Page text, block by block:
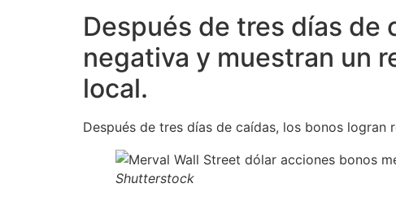
Después de tres días de
negativa y muestran un
local.
Después de tres días de caídas, los bonos
Shutterstock